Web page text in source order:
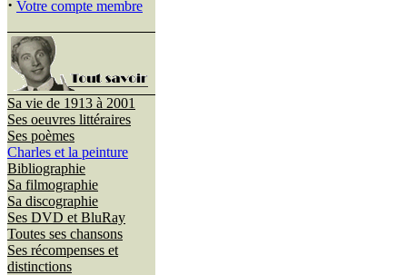
· Votre compte membre
Sa vie de 1913 à 2001
Ses oeuvres littéraires
Ses poèmes
Charles et la peinture
Bibliographie
Sa filmographie
Sa discographie
Ses DVD et BluRay
Toutes ses chansons
Ses récompenses et
distinctions